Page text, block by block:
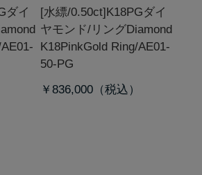
ダイ
[水縹/0.50ct]K18PGダイ
ヤモンド/リングDiamond
K18PinkGold Ring/AE01-
50-PG
￥836,000